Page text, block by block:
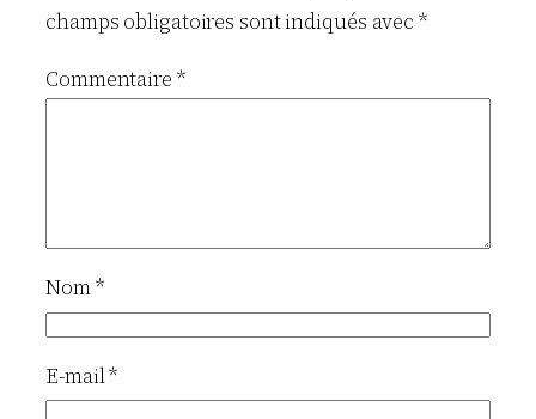
champs obligatoires sont indiqués avec*
Commentaire *
Nom*
E-mail*